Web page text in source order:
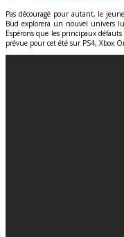
Pas découragé pour autant, le
Bud explorera un nouvel univers
Espérons que les principaux
prévue pour cet été sur PS4, Xbox